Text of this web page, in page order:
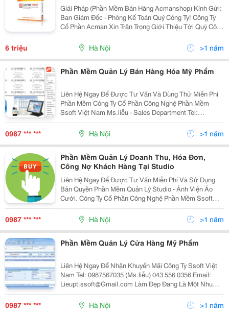
Giải Pháp (Phần Mềm Bán Hàng Acmanshop) Kính Gửi:
Ban Giám Đốc - Phòng Kế Toán Quý Công Ty! Công Ty
Cổ Phần Acman Xin Trân Trọng Giới Thiệu Tới Quý Công
Ty Một Giải Pháp Quản Lý Tài Chính Hiệu Quả Cho Hệ
6 triệu Hà Nội >1 năm
Phần Mềm Quản Lý Bán Hàng Hóa Mỹ Phẩm
Liên Hệ Ngay Để Được Tư Vấn Và Dùng Thử Miễn Phí
Phần Mềm Công Ty Cổ Phần Công Nghệ Phần Mềm
Ssoft Việt Nam Ms.liễu - Sales Department Tel:
0987567035 0435560356 Email:
Lieupt.ssoft@Gmail.com Yahoo: Phamlieu_Ssoft Quản
Lý Cửa H
0987 *** *** Hà Nội >1 năm
Phần Mềm Quản Lý Doanh Thu, Hóa Đơn,
Công Nợ Khách Hàng Tại Studio
Liên Hệ Ngay Để Được Tư Vấn Miễn Phí Và Sử Dụng
Bản Quyền Phần Mềm Quản Lý Studio - Ảnh Viện Áo
Cưới. Công Ty Cổ Phần Công Nghệ Phần Mềm Ssoft
Việt Nam (Http://Ssoft.vn) Ms.liễu - 0987567035 / 043
556 0356 Email: Lieupt.ssoft@Gmail.com Sk
0987 *** *** Hà Nội >1 năm
Phần Mềm Quản Lý Cửa Hàng Mỹ Phẩm
Liên Hệ Ngay Để Nhận Khuyến Mãi Công Ty Ssoft Việt
Nam Tel: 0987567035 (Ms.liễu) 043 556 0356 Email:
Lieupt.ssoft@Gmail.com Làm Đẹp Đang Là Một Nhu
Cầu Thiết Yếu Trong Cuộc Sống Hàng Ngày, Ngoài Việc
Đi Đến Các Spa, Beauty Người Tiêu Dù
0987 *** *** Hà Nội >1 năm